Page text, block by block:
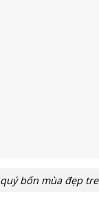
bốn mùa đẹp